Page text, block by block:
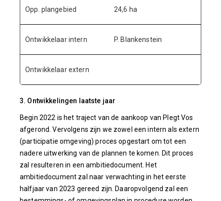
Opp. plangebied 24,6 ha
Ontwikkelaar intern P. Blankenstein
Ontwikkelaar extern
3. Ontwikkelingen laatste jaar
Begin 2022 is het traject van de aankoop van Plegt Vos
afgerond. Vervolgens zijn we zowel een intern als extern
(participatie omgeving) proces opgestart om tot een
nadere uitwerking van de plannen te komen. Dit proces
zal resulteren in een ambitiedocument. Het
ambitiedocument zal naar verwachting in het eerste
halfjaar van 2023 gereed zijn. Daaropvolgend zal een